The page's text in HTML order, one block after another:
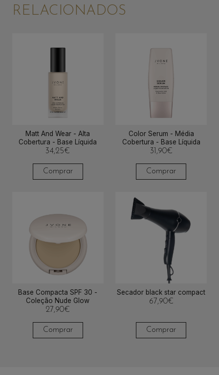
RELACIONADOS
Matt And Wear - Alta
Cobertura - Base Líquida
34,25€
Comprar
Color Serum - Média
Cobertura - Base Líquida
31,90€
Comprar
Base Compacta SPF 30 -
Coleção Nude Glow
27,90€
Comprar
Secador black star compact
67,90€
Comprar